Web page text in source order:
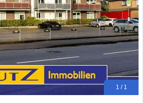
1 / 1